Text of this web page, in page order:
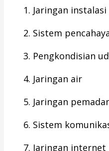
Jaringan
Sistem
Pengkondisian
Jaringan air
Jaringan
Sistem
Jaringan internet